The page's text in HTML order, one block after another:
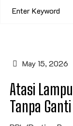
May 15, 2026
Atasi
Tanpa